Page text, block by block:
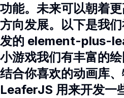
功能。未来可以朝着
方向发展。以下是我
发的 element-plus-
小游戏我们有丰富的
结合你喜欢的动画库
LeaferJS 用来开发一